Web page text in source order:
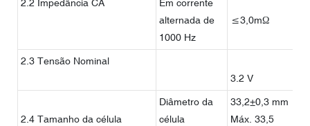
2.2 Impedância CA
Em corrente
alternada de
1000 Hz
≤3,0mΩ
2.3 Tensão Nominal
3.2 V
2.4 Tamanho da célula
Diâmetro da
célula
33,2±0,3 mm
Máx. 33,5